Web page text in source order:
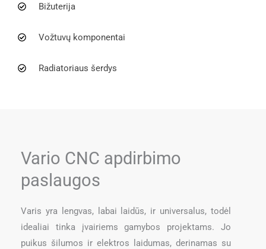
Bižuterija
Vožtuvų komponentai
Radiatoriaus šerdys
Vario CNC apdirbimo
paslaugos
Varis yra lengvas, labai laidūs, ir universalus, todėl
idealiai tinka įvairiems gamybos projektams. Jo
puikus šilumos ir elektros laidumas, derinamas su